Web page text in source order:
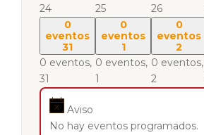
24
25
26
0
eventos
31
0 eventos,
31
0
eventos
1
0 eventos,
1
0
eventos
2
0 eventos,
2
Aviso
No hay eventos programados.